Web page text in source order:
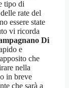
tipo di
rate del
essere state
vi ricorda
Di
e
che
nella
in breve
che sarà a